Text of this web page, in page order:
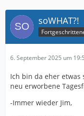
soWHAT?!
6. September 2025 um
Ich bin da eher
neu erworbene
-Immer wieder Jim,